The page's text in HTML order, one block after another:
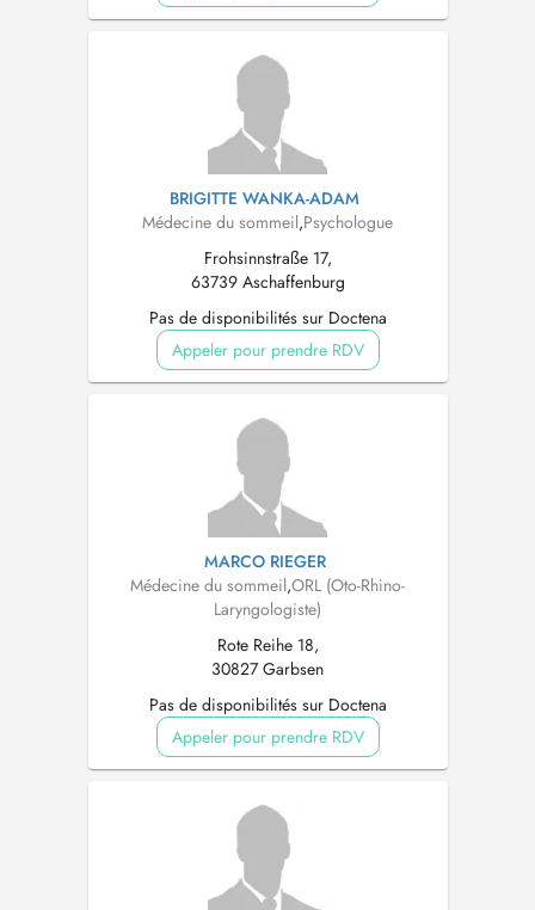
BRIGITTE WANKA-ADAM
Médecine du sommeil,Psychologue
Frohsinnstraße 17,
63739 Aschaffenburg
Pas de disponibilités sur Doctena
Appeler pour prendre RDV
MARCO RIEGER
Médecine du sommeil,ORL (Oto-Rhino-
Laryngologiste)
Rote Reihe 18,
30827 Garbsen
Pas de disponibilités sur Doctena
Appeler pour prendre RDV